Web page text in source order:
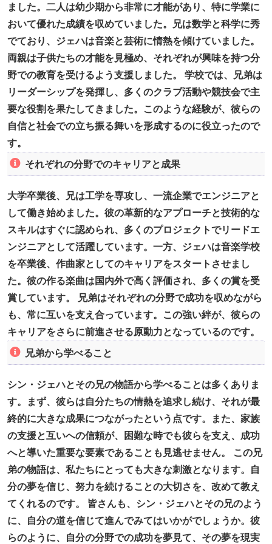
ました。二人は幼少期から非常に才能があり、特に学業に
おいて優れた成績を収めていました。兄は数学と科学に秀
でており、ジェハは音楽と芸術に情熱を傾けていました。
両親は子供たちの才能を見極め、それぞれが興味を持つ分
野での教育を受けるよう支援しました。 学校では、兄弟は
リーダーシップを発揮し、多くのクラブ活動や競技会で主
要な役割を果たしてきました。このような経験が、彼らの
自信と社会での立ち振る舞いを形成するのに役立ったので
す。
それぞれの分野でのキャリアと成果
大学卒業後、兄は工学を専攻し、一流企業でエンジニアと
して働き始めました。彼の革新的なアプローチと技術的な
スキルはすぐに認められ、多くのプロジェクトでリードエ
ンジニアとして活躍しています。一方、ジェハは音楽学校
を卒業後、作曲家としてのキャリアをスタートさせまし
た。彼の作る楽曲は国内外で高く評価され、多くの賞を受
賞しています。 兄弟はそれぞれの分野で成功を収めながら
も、常に互いを支え合っています。この強い絆が、彼らの
キャリアをさらに前進させる原動力となっているのです。
兄弟から学べること
シン・ジェハとその兄の物語から学べることは多くありま
す。まず、彼らは自分たちの情熱を追求し続け、それが最
終的に大きな成果につながったという点です。また、家族
の支援と互いへの信頼が、困難な時でも彼らを支え、成功
へと導いた重要な要素であることも見逃せません。 この兄
弟の物語は、私たちにとっても大きな刺激となります。自
分の夢を信じ、努力を続けることの大切さを、改めて教え
てくれるのです。 皆さんも、シン・ジェハとその兄のよう
に、自分の道を信じて進んでみてはいかがでしょうか。彼
らのように、自分の分野での成功を夢見て、その夢を現実